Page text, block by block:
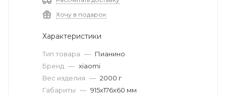
Хочу в подарок
Характеристики
Тип товара — Пианино
Бренд — xiaomi
Вес изделия — 2000 г
Габариты — 915х176х60 мм